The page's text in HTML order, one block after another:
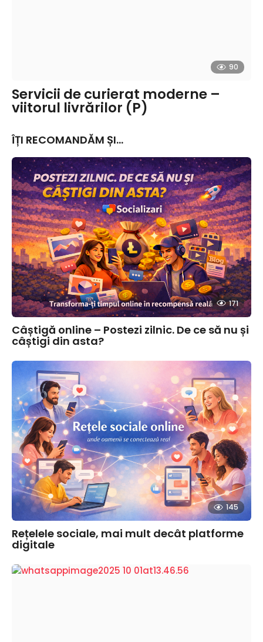
90
Servicii de curierat moderne –
viitorul livrărilor (P)
ÎȚI RECOMANDĂM ȘI...
171
Câștigă online – Postezi zilnic. De ce să nu și
câștigi din asta?
145
Rețelele sociale, mai mult decât platforme
digitale